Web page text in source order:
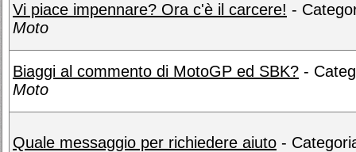
Vi piace impennare? Ora c'è il carcere! -
Moto
Biaggi al commento di MotoGP ed SBK? -
Moto
Quale messaggio per richiedere aiuto -